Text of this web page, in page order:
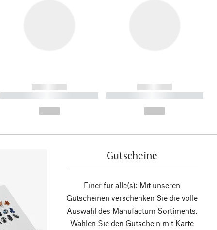
------------
----------- ----------- ----------
------------
----------- ----------- ----------
Gutscheine
Einer für alle(s): Mit unseren
Gutscheinen verschenken Sie die volle
Auswahl des Manufactum Sortiments.
Wählen Sie den Gutschein mit Karte